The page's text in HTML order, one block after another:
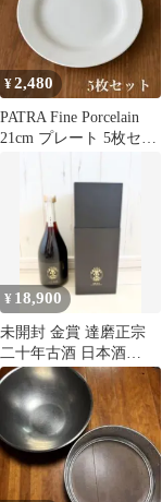
¥2,480
PATRA Fine Porcelain
21cm プレート 5枚セッ
¥ 18,900
未開封 金賞 達磨正宗
二十年古酒 日本酒
720ml 箱付き 熟成古酒